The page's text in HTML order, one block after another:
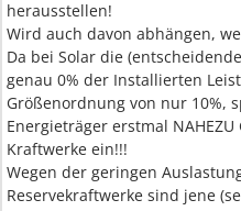
herausstellen!
Wird auch davon abhängen,
Da bei Solar die
genau 0% der Installierten
Größenordnung von nur 10%,
Energieträger erstmal NAHEZU
Kraftwerke ein!!!
Wegen der geringen
Reservekraftwerke sind jene